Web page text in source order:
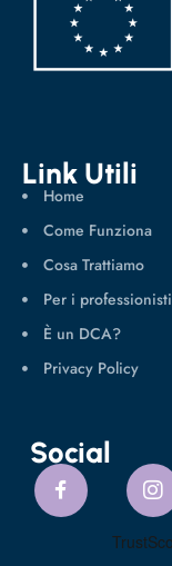
Link Utili
Home
Come Funziona
Cosa Trattiamo
Per i professionisti
È un DCA?
Privacy Policy
Social